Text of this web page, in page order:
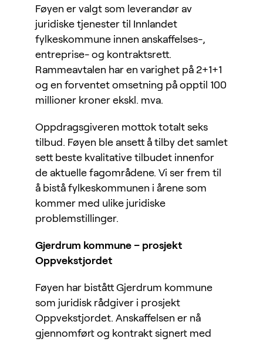
Føyen er valgt som leverandør av
juridiske tjenester til Innlandet
fylkeskommune innen anskaffelses-,
entreprise- og kontraktsrett.
Rammeavtalen har en varighet på 2+1+1
og en forventet omsetning på opptil 100
millioner kroner ekskl. mva.
Oppdragsgiveren mottok totalt seks
tilbud. Føyen ble ansett å tilby det samlet
sett beste kvalitative tilbudet innenfor
de aktuelle fagområdene. Vi ser frem til
å bistå fylkeskommunen i årene som
kommer med ulike juridiske
problemstillinger.
Gjerdrum kommune – prosjekt
Oppvekstjordet
Føyen har bistått Gjerdrum kommune
som juridisk rådgiver i prosjekt
Oppvekstjordet. Anskaffelsen er nå
gjennomført og kontrakt signert med